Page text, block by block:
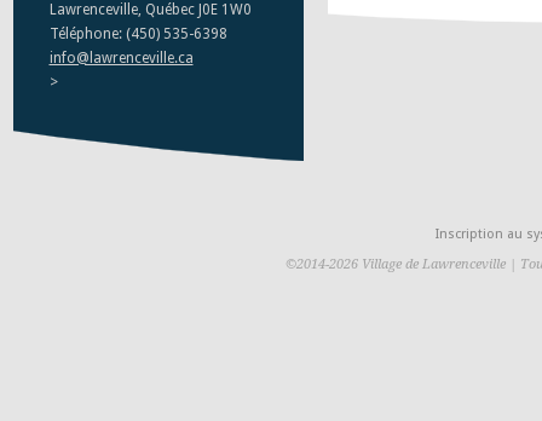
Lawrenceville, Québec J0E 1W0
Téléphone: (450) 535-6398
info@lawrenceville.ca
>
Inscription au
©2014-2026 Village de Lawrenceville |